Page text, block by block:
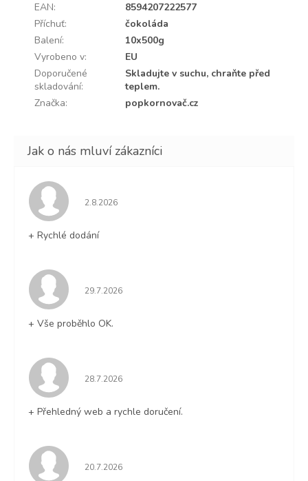
EAN:
8594207222577
Příchuť:
čokoláda
Balení:
10x500g
Vyrobeno v:
EU
Doporučené
skladování:
Skladujte v suchu, chraňte před
teplem.
Značka: popkornovač.cz
Hodnocení obchodu je 5 z 5 hvězdiček.
2.8.2026
+ Rychlé dodání
Hodnocení obchodu je 5 z 5 hvězdiček.
29.7.2026
+ Vše proběhlo OK.
Hodnocení obchodu je 5 z 5 hvězdiček.
28.7.2026
+ Přehledný web a rychle doručení.
Hodnocení obchodu je 5 z 5 hvězdiček.
20.7.2026